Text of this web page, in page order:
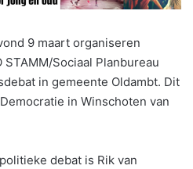
9 maart organiseren
Sociaal Planbureau
in gemeente Oldambt. Dit
in Winschoten van
debat is Rik van